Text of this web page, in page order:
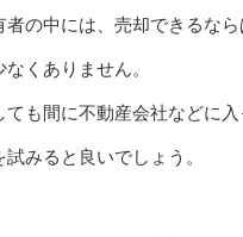
者の中には、売却できるな
くありません。
ても間に不動産会社などに
みると良いでしょう。